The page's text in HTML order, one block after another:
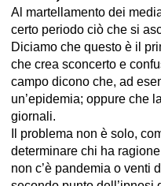
Al martellamento dei
certo periodo ciò che si
Diciamo che questo è il
che crea sconcerto e
campo dicono che, ad
un’epidemia; oppure che
giornali.
Il problema non è solo,
determinare chi ha
non c’è pandemia o venti